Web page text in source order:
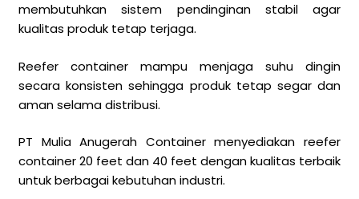
membutuhkan sistem pendinginan stabil agar
kualitas produk tetap terjaga.
Reefer container mampu menjaga suhu dingin
secara konsisten sehingga produk tetap segar dan
aman selama distribusi.
PT Mulia Anugerah Container menyediakan reefer
container 20 feet dan 40 feet dengan kualitas terbaik
untuk berbagai kebutuhan industri.